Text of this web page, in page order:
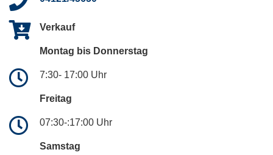
Verkauf
Montag bis Donnerstag
7:30- 17:00 Uhr
Freitag
07:30-:17:00 Uhr
Samstag